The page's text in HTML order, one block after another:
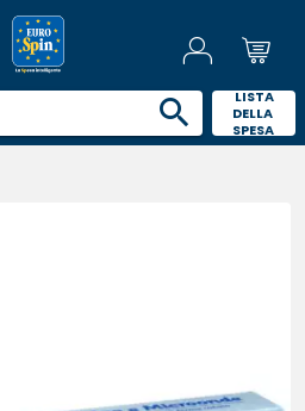
LISTA
DELLA
SPESA